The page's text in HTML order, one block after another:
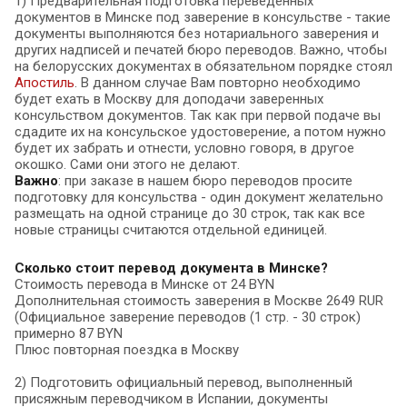
документов в Минске под заверение в консульстве - такие
документы выполняются без нотариального заверения и
других надписей и печатей бюро переводов. Важно, чтобы
на белорусских документах в обязательном порядке стоял
Апостиль. В данном случае Вам повторно необходимо
будет ехать в Москву для доподачи заверенных
консульством документов. Так как при первой подаче вы
сдадите их на консульское удостоверение, а потом нужно
будет их забрать и отнести, условно говоря, в другое
окошко. Сами они этого не делают.
Важно: при заказе в нашем бюро переводов просите
подготовку для консульства - один документ желательно
размещать на одной странице до 30 строк, так как все
новые страницы считаются отдельной единицей.
Сколько стоит перевод документа в Минске?
Стоимость перевода в Минске от 24 BYN
Дополнительная стоимость заверения в Москве 2649 RUR
(Официальное заверение переводов (1 стр. - 30 строк)
примерно 87 BYN
Плюс повторная поездка в Москву
2) Подготовить официальный перевод, выполненный
присяжным переводчиком в Испании, документы